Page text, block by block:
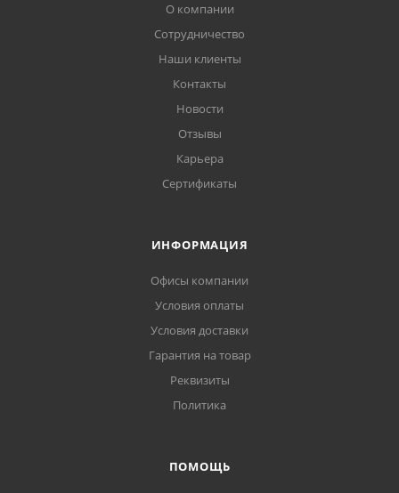
О компании
Сотрудничество
Наши клиенты
Контакты
Новости
Отзывы
Карьера
Сертификаты
ИНФОРМАЦИЯ
Офисы компании
Условия оплаты
Условия доставки
Гарантия на товар
Реквизиты
Политика
ПОМОЩЬ